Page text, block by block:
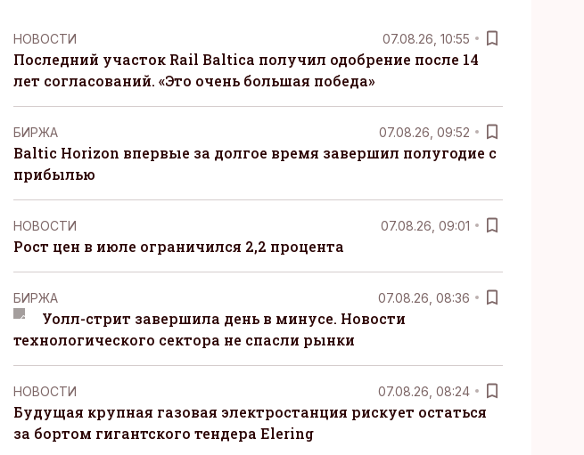
НОВОСТИ 07.08.26, 10:55
Последний участок Rail Baltica получил одобрение после 14
лет согласований. «Это очень большая победа»
БИРЖА 07.08.26, 09:52
Baltic Horizon впервые за долгое время завершил полугодие с
прибылью
НОВОСТИ 07.08.26, 09:01
Рост цен в июле ограничился 2,2 процента
БИРЖА 07.08.26, 08:36
Уолл-стрит завершила день в минусе. Новости
технологического сектора не спасли рынки
НОВОСТИ 07.08.26, 08:24
Будущая крупная газовая электростанция рискует остаться
за бортом гигантского тендера Elering